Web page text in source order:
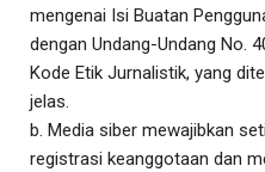
mengenai Isi Buatan
dengan Undang-Undang No.
Kode Etik Jurnalistik, yang
jelas.
b. Media siber mewajibkan
registrasi keanggotaan dan